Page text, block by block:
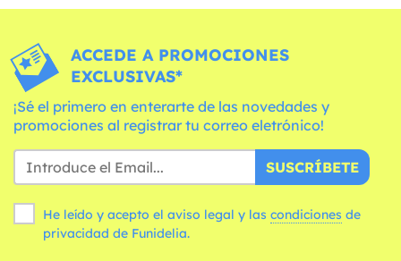
ACCEDE A PROMOCIONES
EXCLUSIVAS*
¡Sé el primero en enterarte de las novedades y
promociones al registrar tu correo eletrónico!
SUSCRÍBETE
He leído y acepto el aviso legal y las condiciones
privacidad de Funidelia.